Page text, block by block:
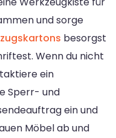
und sorge
besorgst
Wenn du nicht
ein
Sperr- und
ein und
Möbel ab und